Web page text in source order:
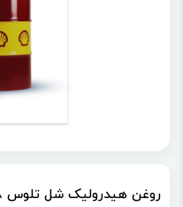
روغن هیدرولیک شل تلوس Shell Tellus S 68